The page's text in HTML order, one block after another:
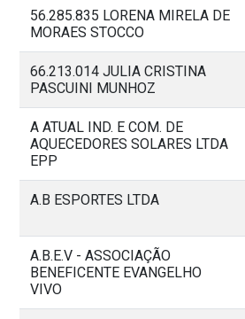
56.285.835 LORENA MIRELA DE
MORAES STOCCO
66.213.014 JULIA CRISTINA
PASCUINI MUNHOZ
A ATUAL IND. E COM. DE
AQUECEDORES SOLARES LTDA
EPP
A.B ESPORTES LTDA
A.B.E.V - ASSOCIAÇÃO
BENEFICENTE EVANGELHO
VIVO